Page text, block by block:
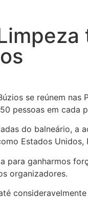
se reúnem
pessoas em cada
do balneário, a
Estados
para ganharmos
organizadores.